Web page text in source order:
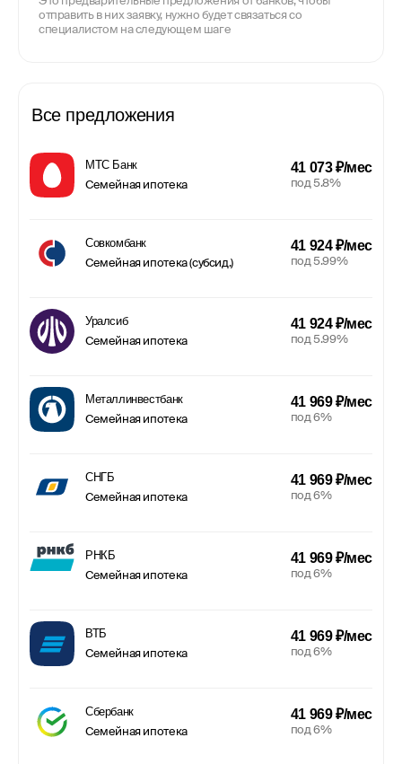
отправить в них заявку, нужно будет связаться со
специалистом на следующем шаге
Все предложения
МТС Банк
Семейная ипотека
41 073 ₽/мес
под 5.8%
Совкомбанк
Семейная ипотека (субсид.)
41 924 ₽/мес
под 5.99%
Уралсиб
Семейная ипотека
41 924 ₽/мес
под 5.99%
Металлинвестбанк
Семейная ипотека
41 969 ₽/мес
под 6%
СНГБ
Семейная ипотека
41 969 ₽/мес
под 6%
РНКБ
Семейная ипотека
41 969 ₽/мес
под 6%
ВТБ
Семейная ипотека
41 969 ₽/мес
под 6%
Сбербанк
Семейная ипотека
41 969 ₽/мес
под 6%